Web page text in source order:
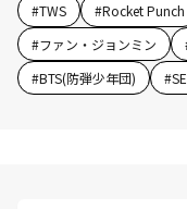
#TWS #Rocket Punch
#ファン・ジョンミン
#BTS(防弾少年団) #